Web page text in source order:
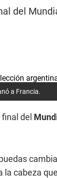
del
a Francia.
del
cabeza